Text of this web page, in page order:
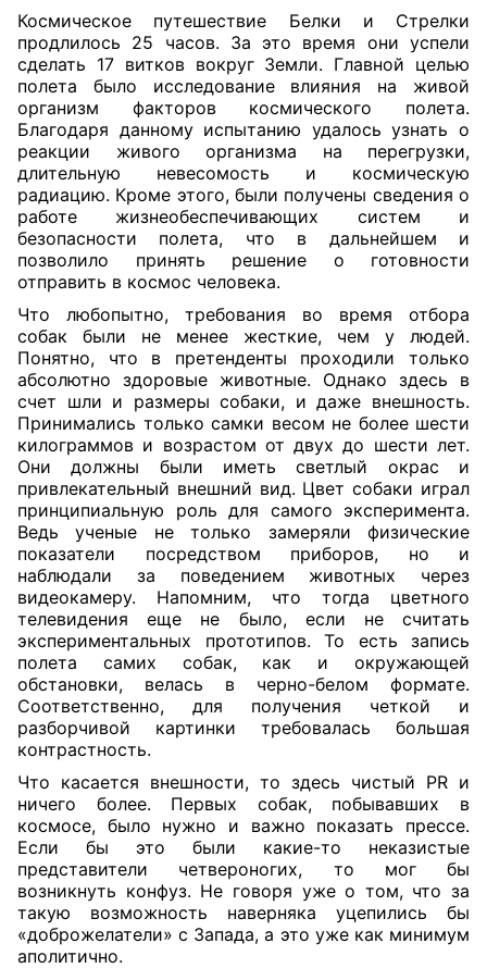
Космическое путешествие Белки и Стрелки
продлилось 25 часов. За это время они успели
сделать 17 витков вокруг Земли. Главной целью
полета было исследование влияния на живой
организм факторов космического полета.
Благодаря данному испытанию удалось узнать о
реакции живого организма на перегрузки,
длительную невесомость и космическую
радиацию. Кроме этого, были получены сведения о
работе жизнеобеспечивающих систем и
безопасности полета, что в дальнейшем и
позволило принять решение о готовности
отправить в космос человека.
Что любопытно, требования во время отбора
собак были не менее жесткие, чем у людей.
Понятно, что в претенденты проходили только
абсолютно здоровые животные. Однако здесь в
счет шли и размеры собаки, и даже внешность.
Принимались только самки весом не более шести
килограммов и возрастом от двух до шести лет.
Они должны были иметь светлый окрас и
привлекательный внешний вид. Цвет собаки играл
принципиальную роль для самого эксперимента.
Ведь ученые не только замеряли физические
показатели посредством приборов, но и
наблюдали за поведением животных через
видеокамеру. Напомним, что тогда цветного
телевидения еще не было, если не считать
экспериментальных прототипов. То есть запись
полета самих собак, как и окружающей
обстановки, велась в черно-белом формате.
Соответственно, для получения четкой и
разборчивой картинки требовалась большая
контрастность.
Что касается внешности, то здесь чистый PR и
ничего более. Первых собак, побывавших в
космосе, было нужно и важно показать прессе.
Если бы это были какие-то неказистые
представители четвероногих, то мог бы
возникнуть конфуз. Не говоря уже о том, что за
такую возможность наверняка уцепились бы
«доброжелатели» с Запада, а это уже как минимум
аполитично.